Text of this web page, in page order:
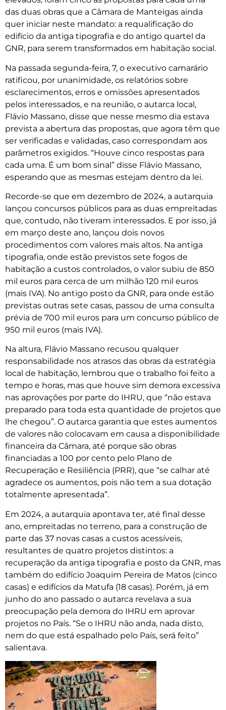
das duas obras que a Câmara de Manteigas ainda
quer iniciar neste mandato: a requalificação do
edifício da antiga tipografia e do antigo quartel da
GNR, para serem transformados em habitação social.
Na passada segunda-feira, 7, o executivo camarário
ratificou, por unanimidade, os relatórios sobre
esclarecimentos, erros e omissões apresentados
pelos interessados, e na reunião, o autarca local,
Flávio Massano, disse que nesse mesmo dia estava
prevista a abertura das propostas, que agora têm que
ser verificadas e validadas, caso correspondam aos
parâmetros exigidos. “Houve cinco respostas para
cada uma. É um bom sinal” disse Flávio Massano,
esperando que as mesmas estejam dentro da lei.
Recorde-se que em dezembro de 2024, a autarquia
lançou concursos públicos para as duas empreitadas
que, contudo, não tiveram interessados. E por isso, já
em março deste ano, lançou dois novos
procedimentos com valores mais altos. Na antiga
tipografia, onde estão previstos sete fogos de
habitação a custos controlados, o valor subiu de 850
mil euros para cerca de um milhão 120 mil euros
(mais IVA). No antigo posto da GNR, para onde estão
previstas outras sete casas, passou de uma consulta
prévia de 700 mil euros para um concurso público de
950 mil euros (mais IVA).
Na altura, Flávio Massano recusou qualquer
responsabilidade nos atrasos das obras da estratégia
local de habitação, lembrou que o trabalho foi feito a
tempo e horas, mas que houve sim demora excessiva
nas aprovações por parte do IHRU, que “não estava
preparado para toda esta quantidade de projetos que
lhe chegou”. O autarca garantia que estes aumentos
de valores não colocavam em causa a disponibilidade
financeira da Câmara, até porque são obras
financiadas a 100 por cento pelo Plano de
Recuperação e Resiliência (PRR), que “se calhar até
agradece os aumentos, pois não tem a sua dotação
totalmente apresentada”.
Em 2024, a autarquia apontava ter, até final desse
ano, empreitadas no terreno, para a construção de
parte das 37 novas casas a custos acessíveis,
resultantes de quatro projetos distintos: a
recuperação da antiga tipografia e posto da GNR, mas
também do edifício Joaquim Pereira de Matos (cinco
casas) e edifícios da Matufa (18 casas). Porém, já em
junho do ano passado o autarca revelava a sua
preocupação pela demora do IHRU em aprovar
projetos no País. “Se o IHRU não anda, nada disto,
nem do que está espalhado pelo País, será feito”
salientava.